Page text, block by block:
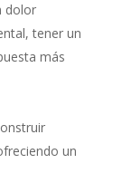
dolor
tener un
más
un